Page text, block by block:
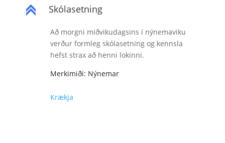
C Skólasetning
Að morgni miðvikudagsins í nýnemaviku
verður formleg skólasetning og kennsla
hefst strax að henni lokinni.
Merkimiði: Nýnemar
Krækja